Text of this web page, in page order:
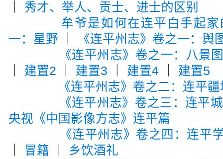
秀才、举人、贡士、进士的区别
牟爷是如何在连平白手起家
一：星野
《连平州志》卷之一：舆
《连平州志》卷之一：八景
建置2 建置3 建置4
建置5
《连平州志》卷之二：连平
《连平州志》卷之三：连平
央视《中国影像方志》连平篇
《连平州志》卷之四：连平
冒籍
乡饮酒礼